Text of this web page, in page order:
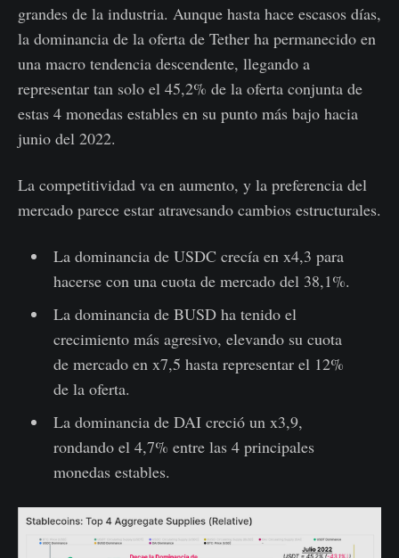
grandes de la industria. Aunque hasta hace escasos días,
la dominancia de la oferta de Tether ha permanecido en
una macro tendencia descendente, llegando a
representar tan solo el 45,2% de la oferta conjunta de
estas 4 monedas estables en su punto más bajo hacia
junio del 2022.
La competitividad va en aumento, y la preferencia del
mercado parece estar atravesando cambios estructurales.
La dominancia de USDC crecía en x4,3 para
hacerse con una cuota de mercado del 38,1%.
La dominancia de BUSD ha tenido el
crecimiento más agresivo, elevando su cuota
de mercado en x7,5 hasta representar el 12%
de la oferta.
La dominancia de DAI creció un x3,9,
rondando el 4,7% entre las 4 principales
monedas estables.